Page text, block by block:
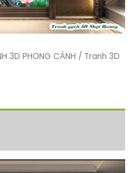
3D PHONG CẢNH / Tranh 3D